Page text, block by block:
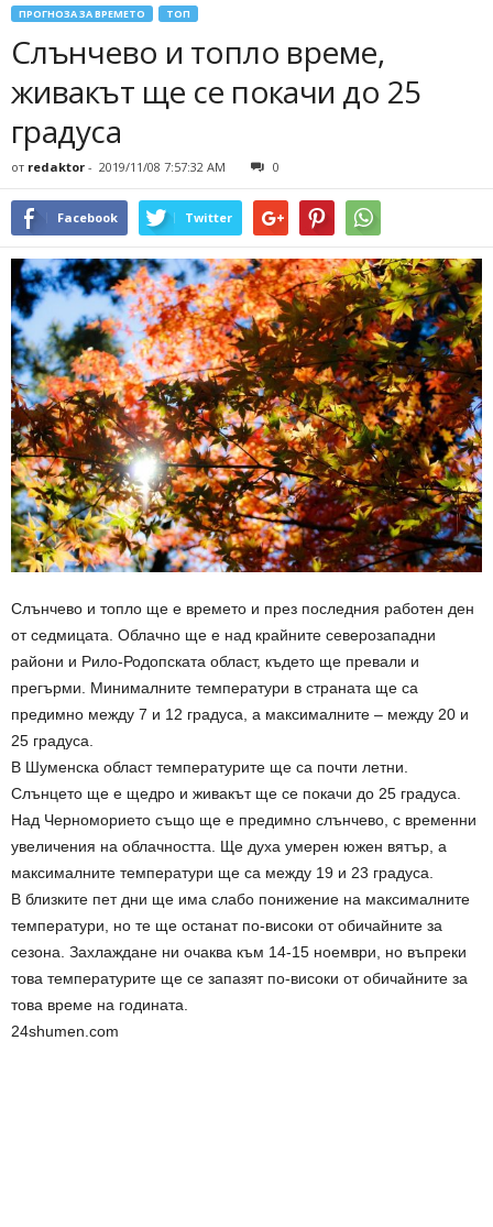
ПРОГНОЗА ЗА ВРЕМЕТО ТОП
Слънчево и топло време,
живакът ще се покачи до 25
градуса
от redaktor - 2019/11/08 7:57:32 AM 0
Facebook Twitter
Слънчево и топло ще е времето и през последния работен ден
от седмицата. Облачно ще е над крайните северозападни
райони и Рило-Родопската област, където ще превали и
прегърми. Минималните температури в страната ще са
предимно между 7 и 12 градуса, а максималните – между 20 и
25 градуса.
В Шуменска област температурите ще са почти летни.
Слънцето ще е щедро и живакът ще се покачи до 25 градуса.
Над Черноморието също ще е предимно слънчево, с временни
увеличения на облачността. Ще духа умерен южен вятър, а
максималните температури ще са между 19 и 23 градуса.
В близките пет дни ще има слабо понижение на максималните
температури, но те ще останат по-високи от обичайните за
сезона. Захлаждане ни очаква към 14-15 ноември, но въпреки
това температурите ще се запазят по-високи от обичайните за
това време на годината.
24shumen.com